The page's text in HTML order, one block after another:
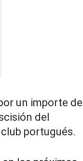
un importe de
del
portugués.